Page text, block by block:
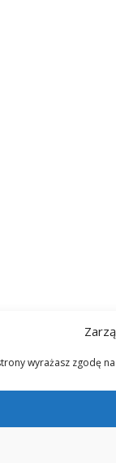
wyrażasz zgodę